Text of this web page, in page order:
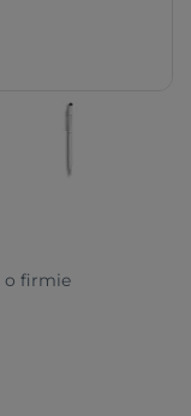
o firmie